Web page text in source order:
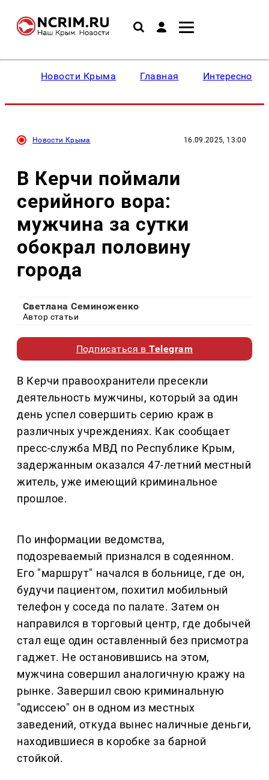
Новости Крыма Главная Интересное
Новости Крыма 16.09.2025, 13:00
В Керчи поймали
серийного вора:
мужчина за сутки
обокрал половину
города
Светлана Семиноженко
Автор статьи
Подписаться вTelegram
В Керчи правоохранители пресекли
деятельность мужчины, который за один
день успел совершить серию краж в
различных учреждениях. Как сообщает
пресс-служба МВД по Республике Крым,
задержанным оказался 47-летний местный
житель, уже имеющий криминальное
прошлое.
По информации ведомства,
подозреваемый признался в содеянном.
Его "маршрут" начался в больнице, где он,
будучи пациентом, похитил мобильный
телефон у соседа по палате. Затем он
направился в торговый центр, где добычей
стал еще один оставленный без присмотра
гаджет. Не остановившись на этом,
мужчина совершил аналогичную кражу на
рынке. Завершил свою криминальную
"одиссею" он в одном из местных
заведений, откуда вынес наличные деньги,
находившиеся в коробке за барной
стойкой.